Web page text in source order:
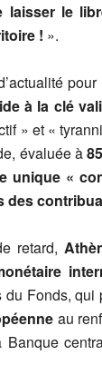
laisser le
! ».
à la clé
» et «
évaluée à
unique «
des
retard,
Fonds, qui
au
Banque